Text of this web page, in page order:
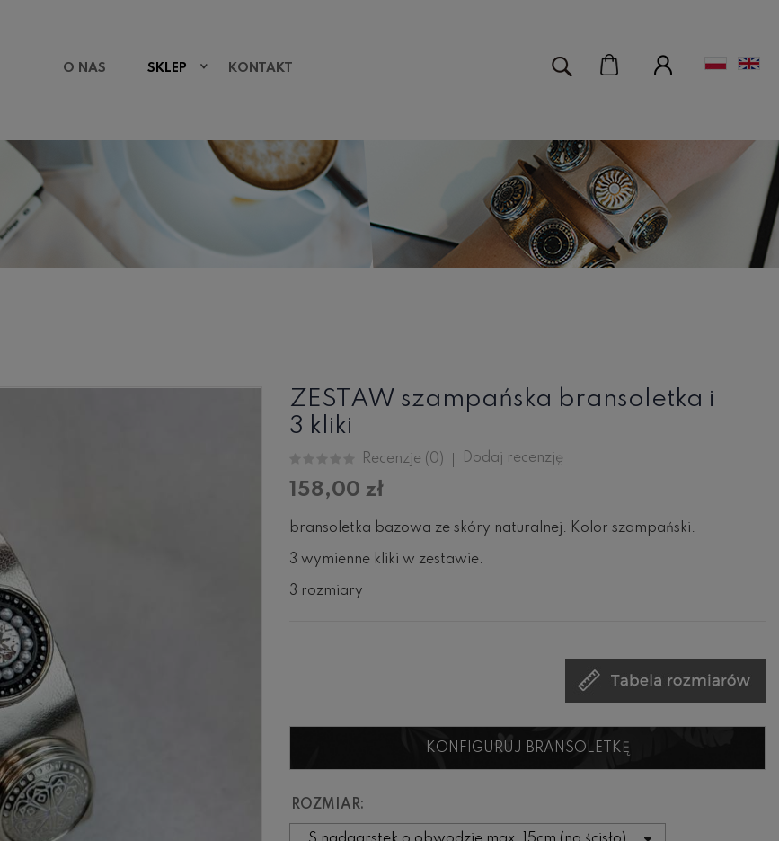
O NAS SKLEP KONTAKT
ZESTAW szampańska bransoletka i
3 kliki
Recenzje (0) Dodaj recenzję
158,00 zł
bransoletka bazowa ze skóry naturalnej. Kolor szampański.
3 wymienne kliki w zestawie.
3 rozmiary
KONFIGURUJ BRANSOLETKĘ
ROZMIAR: